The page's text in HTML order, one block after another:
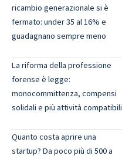
ricambio generazionale si è
fermato: under 35 al 16% e
guadagnano sempre meno
La riforma della professione
forense è legge:
monocommittenza, compensi
solidali e più attività compatibili
Quanto costa aprire una
startup? Da poco più di 500 a